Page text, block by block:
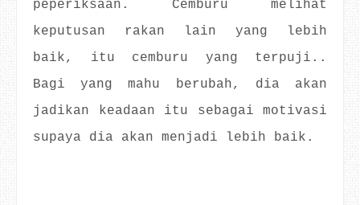
peperiksaan. Cemburu melihat
keputusan rakan lain yang lebih
baik, itu cemburu yang terpuji..
Bagi yang mahu berubah, dia akan
jadikan keadaan itu sebagai motivasi
supaya dia akan menjadi lebih baik.